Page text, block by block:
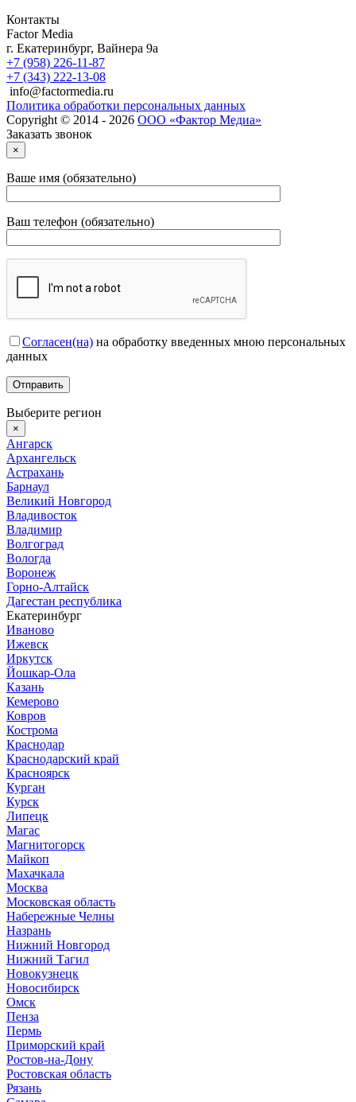
Контакты
Factor Media
г. Екатеринбург, Вайнера 9а
+7 (958) 226-11-87
+7 (343) 222-13-08
info@factormedia.ru
Политика обработки персональных данных
Copyright © 2014 - 2026 ООО «Фактор Медиа»
Заказать звонок
×
Ваше имя (обязательно)
Ваш телефон (обязательно)
Согласен(на) на обработку введенных мною персональных
данных
Выберите регион
×
Ангарск
Архангельск
Астрахань
Барнаул
Великий Новгород
Владивосток
Владимир
Волгоград
Вологда
Воронеж
Горно-Алтайск
Дагестан республика
Екатеринбург
Иваново
Ижевск
Иркутск
Йошкар-Ола
Казань
Кемерово
Ковров
Кострома
Краснодар
Краснодарский край
Красноярск
Курган
Курск
Липецк
Магас
Магнитогорск
Майкоп
Махачкала
Москва
Московская область
Набережные Челны
Назрань
Нижний Новгород
Нижний Тагил
Новокузнецк
Новосибирск
Омск
Пенза
Пермь
Приморский край
Ростов-на-Дону
Ростовская область
Рязань